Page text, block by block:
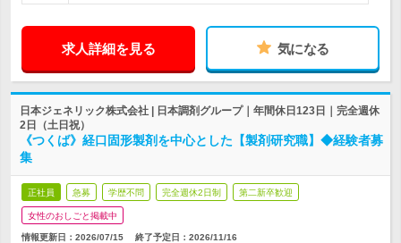
求人詳細を見る 気になる
日本ジェネリック株式会社 | 日本調剤グループ｜年間休日123日｜完全週休
2日（土日祝）
《つくば》経口固形製剤を中心とした【製剤研究職】◆経験者募
集
正社員 急募 学歴不問 完全週休2日制 第二新卒歓迎
女性のおしごと掲載中
情報更新日：2026/07/15 終了予定日： 2026/11/16